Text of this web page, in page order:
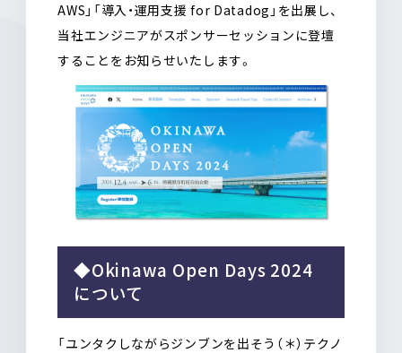
AWS」「導入・運用支援 for Datadog」を出展し、
当社エンジニアがスポンサーセッションに登壇
することをお知らせいたします。
◆Okinawa Open Days 2024
について
「ユンタクしながらジンブンを出そう（＊）テクノ